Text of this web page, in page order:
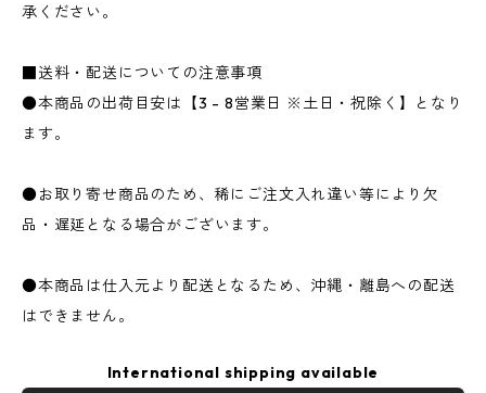
承ください。
■送料・配送についての注意事項
●本商品の出荷目安は【3 - 8営業日 ※土日・祝除く】となり
ます。
●お取り寄せ商品のため、稀にご注文入れ違い等により欠
品・遅延となる場合がございます。
●本商品は仕入元より配送となるため、沖縄・離島への配送
はできません。
International shipping available